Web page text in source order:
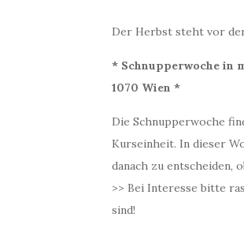
Der Herbst steht vor
* Schnupperwoche in
1070 Wien *
Die Schnupperwoche
Kurseinheit. In dieser
danach zu entscheiden,
>> Bei Interesse bitte
sind!